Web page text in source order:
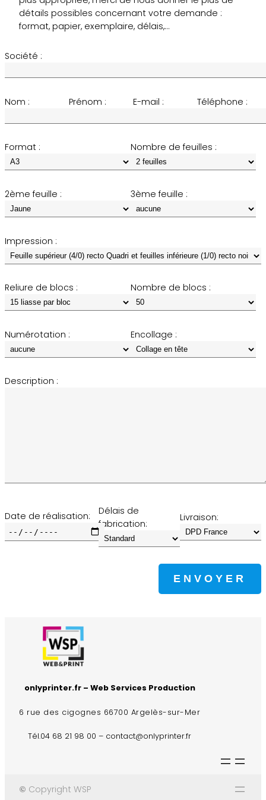
détails possibles concernant votre demande :
format, papier, exemplaire, délais,…
Société :
Nom : Prénom : E-mail : Téléphone :
Format : Nombre de feuilles :
2ème feuille : 3ème feuille :
Impression :
Reliure de blocs : Nombre de blocs :
Numérotation : Encollage :
Description :
Date de réalisation:
Délais de
fabrication:
Livraison:
onlyprinter.fr – Web Services Production
6 rue des cigognes 66700 Argelès-sur-Mer
Tél.04 68 21 98 00 – contact@onlyprinter.fr
© Copyright WSP